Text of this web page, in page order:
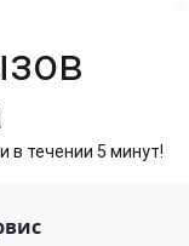
в течении 5 минут!